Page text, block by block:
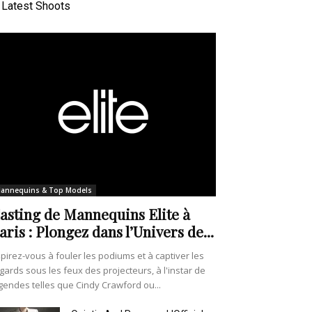
Latest Shoots
& Top Models
de Mannequins Elite à
: Plongez dans l’Univers de...
vous à fouler les podiums et à captiver les
sous les feux des projecteurs, à l'instar de
telles que Cindy Crawford ou...